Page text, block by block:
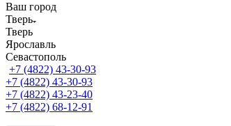
Ваш город
Тверь
Тверь
Ярославль
Севастополь
+7 (4822) 43-30-93
+7 (4822) 43-30-93
+7 (4822) 43-23-40
+7 (4822) 68-12-91